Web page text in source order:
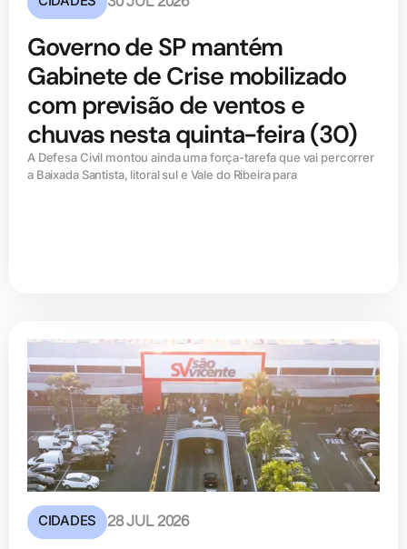
Governo de SP mantém
Gabinete de Crise mobilizado
com previsão de ventos e
chuvas nesta quinta-feira (30)
A Defesa Civil montou ainda uma força-tarefa que vai percorrer
a Baixada Santista, litoral sul e Vale do Ribeira para
CIDADES 28 JUL 2026